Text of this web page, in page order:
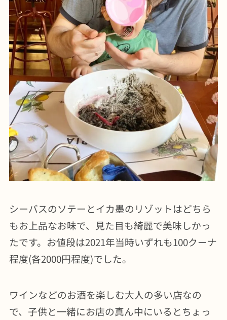
シーバスのソテーとイカ墨のリゾットはどちら
もお上品なお味で、見た目も綺麗で美味しかっ
たです。お値段は2021年当時いずれも100クーナ
程度(各2000円程度)でした。
ワインなどのお酒を楽しむ大人の多い店なの
で、子供と一緒にお店の真ん中にいるとちょっ